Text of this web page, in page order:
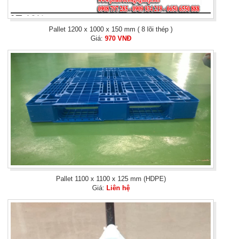
Pallet 1200 x 1000 x 150 mm ( 8 lõi thép )
Giá: 970 VNĐ
đảm bảo tải trọng an toàn.
Phù hợp cho việc lưu kho, xuất khẩu hàng đi nước
KT: 1100 x 1100 x 120 mm, 1000 x 1200 x 120 mm,
Pallet 1100 x 1100 x 125 mm (HDPE)
Giá: Liên hệ